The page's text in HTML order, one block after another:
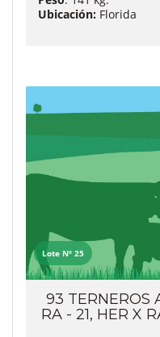
Ubicación: Florida
Lote Nº 25
93 TERNEROS
RA - 21, HER X